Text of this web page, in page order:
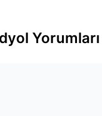
Yorumları